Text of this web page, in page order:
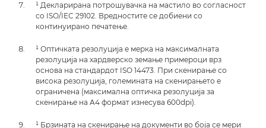
¹ Декларирана потрошувачка на мастило во согласност
со ISO/IEC 29102. Вредностите се добиени со
континуирано печатење.
¹ Оптичката резолуција е мерка на максималната
резолуција на хардверско земање примероци врз
основа на стандардот ISO 14473. При скенирање со
висока резолуција, големината на скенирањето е
ограничена (максимална оптичка резолуција за
скенирање на A4 формат изнесува 600dpi).
¹ Брзината на скенирање на документи во боја се мери